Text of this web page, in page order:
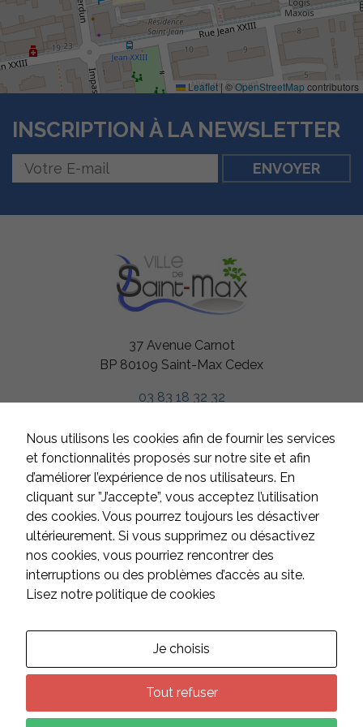
Leaflet | ©OpenStreetMap contributors
INSCRIPTION À LA NEWSLETTER
37 Avenue Carnot
BP 80109 Saint-Max Cedex
03 83 18 32 32
HORAIRES
Du lundi au jeudi
de 8h à 12h et de 13h à 17h
Le vendredi
de 8h à 12h et de 13h à 16h
Samedi et dimanche
fermé
CONTACT
Suivez-nous sur les réseaux :
Nous utilisons les cookies afin de fournir les services
et fonctionnalités proposés sur notre site et afin
d’améliorer l’expérience de nos utilisateurs. En
cliquant sur ”J’accepte”, vous acceptez l’utilisation
des cookies. Vous pourrez toujours les désactiver
ultérieurement. Si vous supprimez ou désactivez
nos cookies, vous pourriez rencontrer des
interruptions ou des problèmes d’accès au site.
Lisez notre politique de cookies
Je choisis
Tout refuser
Nécessaires
internet.
Statistiques
proposer des
évolutions et
nous utilisons
Nous utilisons
Google
Analytics pour
l'établissement
de nos
statistiques.
Experience
Afin
d'améliorer
l'expérience
utilisent des
cookies. En
pas les
fonctionnalités